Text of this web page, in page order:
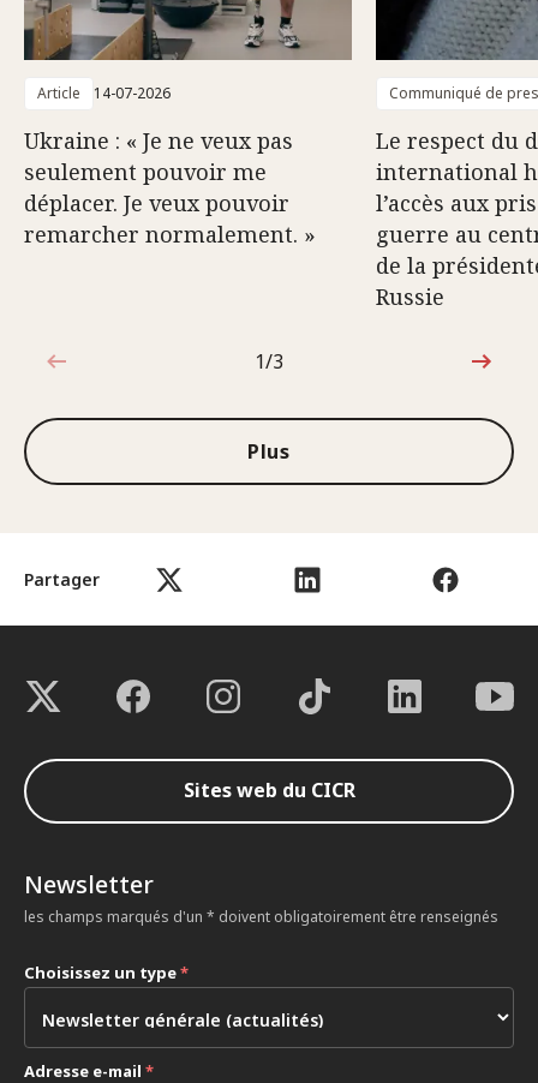
Partager
Article 14-07-2026
Ukraine : « Je ne veux pas
seulement pouvoir me
déplacer. Je veux pouvoir
remarcher normalement. »
Communiqué de
Le respect du
international
l’accès aux
guerre au
de la
Russie
1sur3
1/3
Plus
Sites web du CICR
Newsletter
les champs marqués d'un * doivent obligatoirement être renseignés
Choisissez un type*
Adresse e-mail *